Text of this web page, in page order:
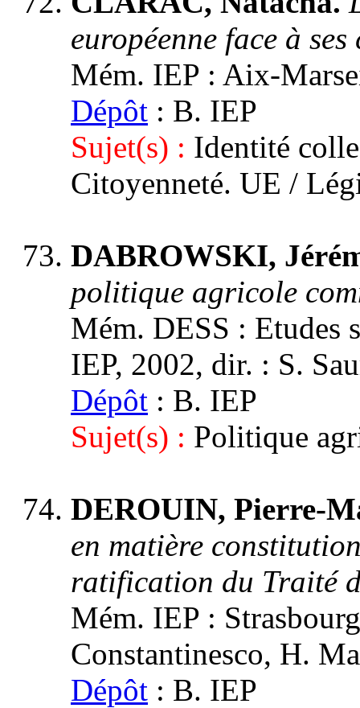
européenne face à
Mém. IEP : Aix-
Dépôt : B. IEP
Sujet(s) : Identité
Citoyenneté. UE /
DABROWSKI,
politique agricole
Mém. DESS : Etudes
IEP, 2002, dir. : S.
Dépôt : B. IEP
Sujet(s) : Politique
DEROUIN, Pierre-
en matière
ratification du Traité
Mém. IEP :
Constantinesco, H.
Dépôt : B. IEP